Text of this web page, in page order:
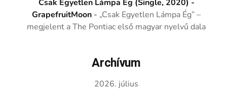
Csak Egyetlen Lámpa Ég (Single, 2020) -
GrapefruitMoon - „Csak Egyetlen Lámpa Ég” –
megjelent a The Pontiac első magyar nyelvű dala
Archívum
2026. július